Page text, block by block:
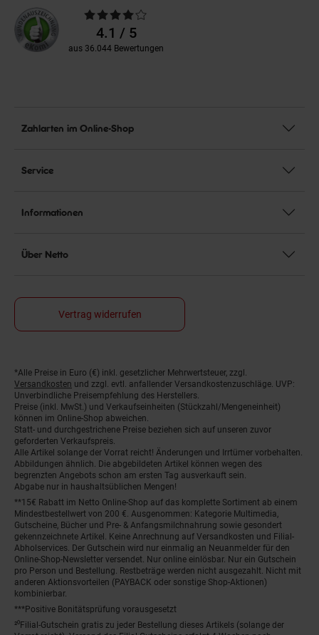
Durchschnittliche
Bewertungen4.1 / 5
aus 36.044 Bewertungen
Zahlarten im Online-Shop
Service
Informationen
Über Netto
Vertrag widerrufen
Fußnoten
*Alle Preise in Euro (€) inkl. gesetzlicher Mehrwertsteuer, zzgl.
Versandkosten und zzgl. evtl. anfallender Versandkostenzuschläge. UVP:
Unverbindliche Preisempfehlung des Herstellers.
Preise (inkl. MwSt.) und Verkaufseinheiten (Stückzahl/Mengeneinheit)
können im Online-Shop abweichen.
Statt- und durchgestrichene Preise beziehen sich auf unseren zuvor
geforderten Verkaufspreis.
Alle Artikel solange der Vorrat reicht! Änderungen und Irrtümer vorbehalten.
Abbildungen ähnlich. Die abgebildeten Artikel können wegen des
begrenzten Angebots schon am ersten Tag ausverkauft sein.
Abgabe nur in haushaltsüblichen Mengen!
**15€ Rabatt im Netto Online-Shop auf das komplette Sortiment ab einem
Mindestbestellwert von 200 €. Ausgenommen: Kategorie Multimedia,
Gutscheine, Bücher und Pre- & Anfangsmilchnahrung sowie gesondert
gekennzeichnete Artikel. Keine Anrechnung auf Versandkosten und Filial-
Abholservices. Der Gutschein wird nur einmalig an Neuanmelder für den
Online-Shop-Newsletter versendet. Nur online einlösbar. Nur ein Gutschein
pro Person und Bestellung. Restbeträge werden nicht ausgezahlt. Nicht mit
anderen Aktionsvorteilen (PAYBACK oder sonstige Shop-Aktionen)
kombinierbar.
***Positive Bonitätsprüfung vorausgesetzt
²⁰Filial-Gutschein gratis zu jeder Bestellung dieses Artikels (solange der